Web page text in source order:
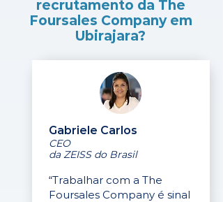
recrutamento da The
Foursales Company em
Ubirajara?
Gabriele Carlos
CEO
da ZEISS do Brasil
“Trabalhar com a The
Foursales Company é sinal